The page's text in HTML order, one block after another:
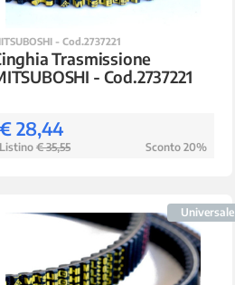
- Cod.2737221
Trasmissione
- Cod.2737221
28,44
€ 35,55 Sconto 20%
Universale